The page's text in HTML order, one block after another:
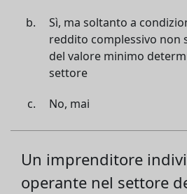
Sì, ma soltanto a
reddito complessivo non
del valore minimo
settore
No, mai
Un imprenditore
operante nel settore